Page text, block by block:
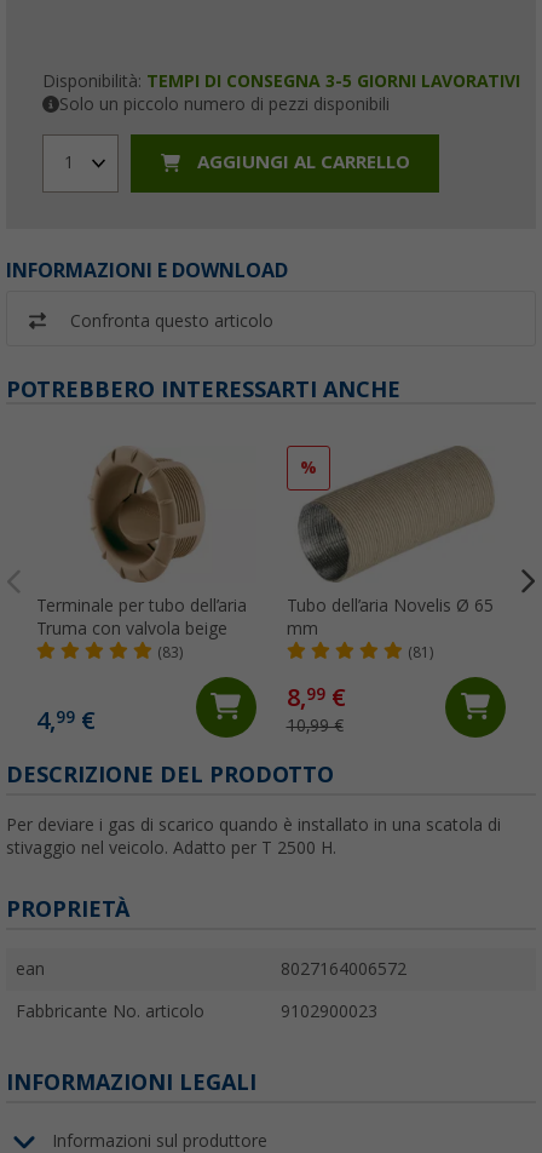
Disponibilità: TEMPI DI CONSEGNA 3-5 GIORNI LAVORATIVI
Solo un piccolo numero di pezzi disponibili
1 AGGIUNGI AL CARRELLO
INFORMAZIONI E DOWNLOAD
Confronta questo articolo
POTREBBERO INTERESSARTI ANCHE
Terminale per tubo dell’aria
Truma con valvola beige
(83)
4,99 €
%
Tubo dell’aria Novelis Ø 65
mm
(81)
8,99€
10,99 €
DESCRIZIONE DEL PRODOTTO
Per deviare i gas di scarico quando è installato in una scatola di
stivaggio nel veicolo. Adatto per T 2500 H.
PROPRIETÀ
ean 8027164006572
Fabbricante No. articolo 9102900023
INFORMAZIONI LEGALI
Informazioni sul produttore